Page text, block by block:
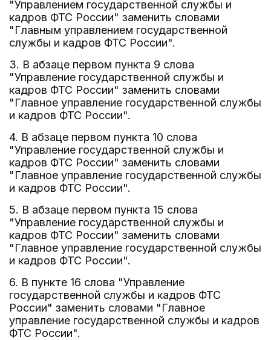
"Управлением государственной службы и
кадров ФТС России" заменить словами
"Главным управлением государственной
службы и кадров ФТС России".
3. В абзаце первом пункта 9 слова
"Управление государственной службы и
кадров ФТС России" заменить словами
"Главное управление государственной службы
и кадров ФТС России".
4. В абзаце первом пункта 10 слова
"Управление государственной службы и
кадров ФТС России" заменить словами
"Главное управление государственной службы
и кадров ФТС России".
5. В абзаце первом пункта 15 слова
"Управление государственной службы и
кадров ФТС России" заменить словами
"Главное управление государственной службы
и кадров ФТС России".
6. В пункте 16 слова "Управление
государственной службы и кадров ФТС
России" заменить словами "Главное
управление государственной службы и кадров
ФТС России".